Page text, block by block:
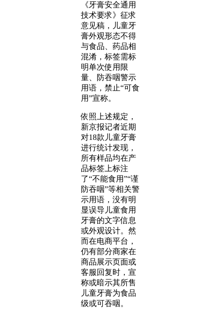
《牙膏安全通用
技术要求》征求
意见稿，儿童牙
膏外观形态不得
与食品、药品相
混淆，标签需标
明单次使用限
量、防吞咽警示
用语，禁止“可食
用”宣称。
依照上述规定，
新京报记者近期
对18款儿童牙膏
进行统计发现，
所有样品均在产
品标签上标注
了“不能食用”“谨
防吞咽”等相关警
示用语，没有明
显误导儿童食用
牙膏的文字信息
或外观设计。然
而在电商平台，
仍有部分商家在
商品展示页面或
客服回复时，宣
称或暗示其所售
儿童牙膏为食品
级或可吞咽。